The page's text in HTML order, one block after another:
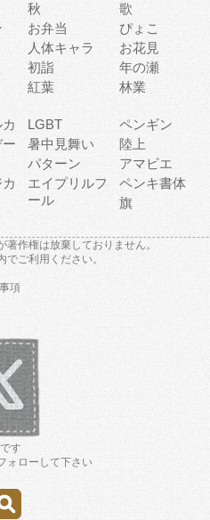
秋 歌
お弁当 ぴょこ
人体キャラ お花見
初詣 年の瀬
紅葉 林業
LGBT ペンギン
暑中見舞い 陸上
パターン アマビエ
エイプリルフ
ール
ペンキ書体
旗
作権は放棄しておりません。
でご利用ください。
項
す
ォローして下さい